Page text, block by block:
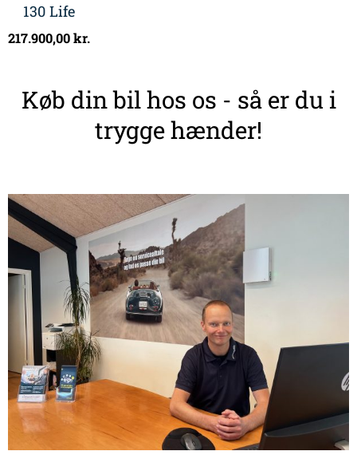
130 Life
217.900,00kr.
Køb din bil hos os - så er du i
trygge hænder!